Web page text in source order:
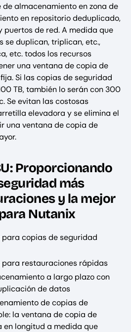
almacenamiento en zona de
en repositorio deduplicado,
puertos de red. A medida que
se duplican, triplican, etc.,
etc. todos los recursos
una ventana de copia de
Si las copias de seguridad
TB, también lo serán con 300
Se evitan las costosas
elevadora y se elimina el
una ventana de copia de
Proporcionando
más
y la mejor
Nutanix
copias de seguridad
para restauraciones rápidas
a largo plazo con
de datos
de copias de
la ventana de copia de
en longitud a medida que